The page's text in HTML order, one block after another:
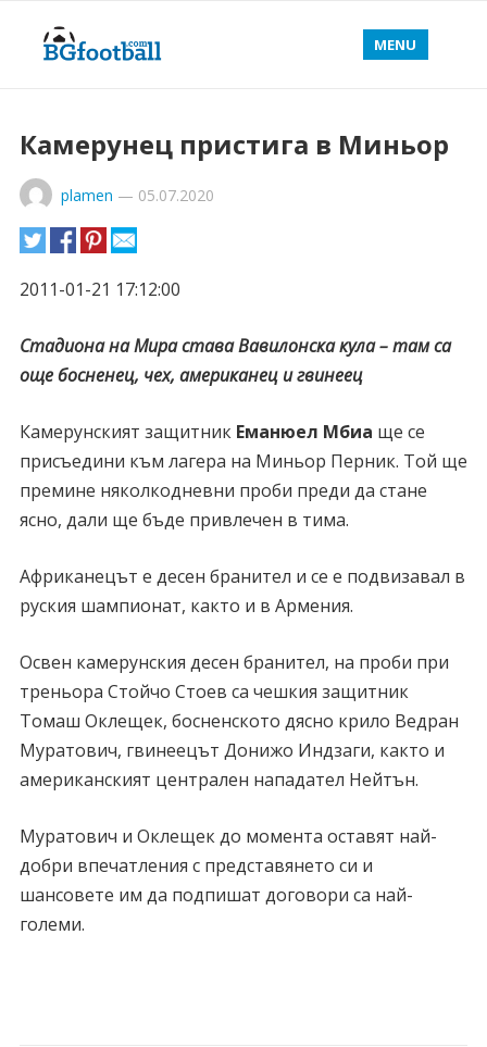
MENU
Камерунец пристига в Миньор
plamen — 05.07.2020
2011-01-21 17:12:00
Стадиона на Мира става Вавилонска кула – там са
още босненец, чех, американец и гвинеец
Камерунският защитник Еманюел Мбиа ще се
присъедини към лагера на Миньор Перник. Той ще
премине няколкодневни проби преди да стане
ясно, дали ще бъде привлечен в тима.
Африканецът е десен бранител и се е подвизавал в
руския шампионат, както и в Армения.
Освен камерунския десен бранител, на проби при
треньора Стойчо Стоев са чешкия защитник
Томаш Оклещек, босненското дясно крило Ведран
Муратович, гвинеецът Донижо Индзаги, както и
американският централен нападател Нейтън.
Муратович и Оклещек до момента оставят най-
добри впечатления с представянето си и
шансовете им да подпишат договори са най-
големи.